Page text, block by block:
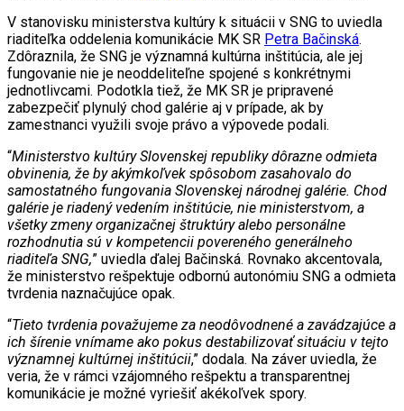
V stanovisku ministerstva kultúry k situácii v SNG to uviedla
riaditeľka oddelenia komunikácie MK SR Petra Bačinská.
Zdôraznila, že SNG je významná kultúrna inštitúcia, ale jej
fungovanie nie je neoddeliteľne spojené s konkrétnymi
jednotlivcami. Podotkla tiež, že MK SR je pripravené
zabezpečiť plynulý chod galérie aj v prípade, ak by
zamestnanci využili svoje právo a výpovede podali.
“Ministerstvo kultúry Slovenskej republiky dôrazne odmieta
obvinenia, že by akýmkoľvek spôsobom zasahovalo do
samostatného fungovania Slovenskej národnej galérie. Chod
galérie je riadený vedením inštitúcie, nie ministerstvom, a
všetky zmeny organizačnej štruktúry alebo personálne
rozhodnutia sú v kompetencii povereného generálneho
riaditeľa SNG,” uviedla ďalej Bačinská. Rovnako akcentovala,
že ministerstvo rešpektuje odbornú autonómiu SNG a odmieta
tvrdenia naznačujúce opak.
“Tieto tvrdenia považujeme za neodôvodnené a zavádzajúce a
ich šírenie vnímame ako pokus destabilizovať situáciu v tejto
významnej kultúrnej inštitúcii,” dodala. Na záver uviedla, že
veria, že v rámci vzájomného rešpektu a transparentnej
komunikácie je možné vyriešiť akékoľvek spory.